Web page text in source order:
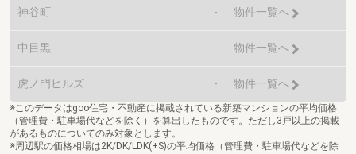
神谷町 - 物件一覧へ
中目黒 - 物件一覧へ
虎ノ門ヒルズ - 物件一覧へ
※このデータはgoo住宅・不動産に掲載されている新築マンションの平均価格
（管理費・駐車場代などを除く）を算出したものです。ただし3戸以上の掲載
があるものについてのみ対象とします。
※周辺駅の価格相場は2K/DK/LDK(+S)の平均価格（管理費・駐車場代などを除